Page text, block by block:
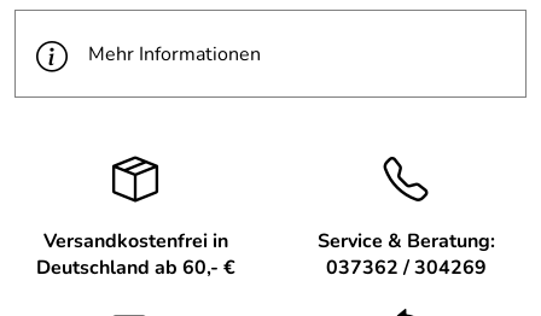
Mehr Informationen
Versandkostenfrei in
Deutschland ab 60,- €
Service & Beratung:
037362 / 304269